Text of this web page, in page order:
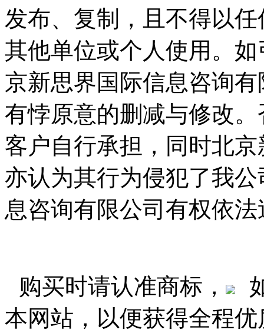
发布、复制，且不得以
其他单位或个人使用。
京新思界国际信息咨询
有悖原意的删减与修改
客户自行承担，同时北
亦认为其行为侵犯了我
息咨询有限公司有权依
购买时请认准商标，
本网站，以便获得全程